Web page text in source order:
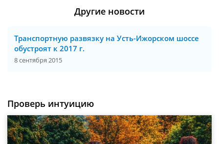
Другие новости
Транспортную развязку на Усть-Ижорском шоссе
обустроят к 2017 г.
8 сентября 2015
Проверь интуицию